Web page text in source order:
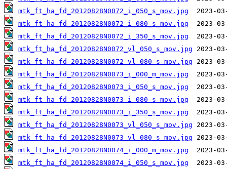
mtk_ft_ha_fd_20120828N0072_i_050_s_mov.jpg
mtk_ft_ha_fd_20120828N0072_i_080_s_mov.jpg
mtk_ft_ha_fd_20120828N0072_i_350_s_mov.jpg
mtk_ft_ha_fd_20120828N0072_vl_050_s_mov.jpg
mtk_ft_ha_fd_20120828N0072_vl_080_s_mov.jpg
mtk_ft_ha_fd_20120828N0073_i_000_m_mov.jpg
mtk_ft_ha_fd_20120828N0073_i_050_s_mov.jpg
mtk_ft_ha_fd_20120828N0073_i_080_s_mov.jpg
mtk_ft_ha_fd_20120828N0073_i_350_s_mov.jpg
mtk_ft_ha_fd_20120828N0073_vl_050_s_mov.jpg
mtk_ft_ha_fd_20120828N0073_vl_080_s_mov.jpg
mtk_ft_ha_fd_20120828N0074_i_000_m_mov.jpg
mtk_ft_ha_fd_20120828N0074_i_050_s_mov.jpg